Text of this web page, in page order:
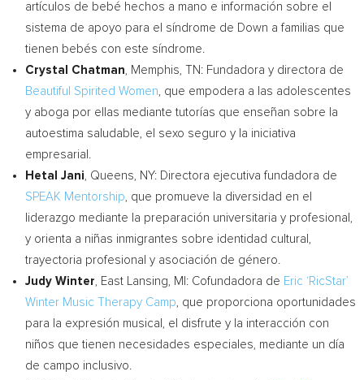
artículos de bebé hechos a mano e información sobre el
sistema de apoyo para el síndrome de Down a familias que
tienen bebés con este síndrome.
Crystal Chatman, Memphis, TN: Fundadora y directora de
Beautiful Spirited Women, que empodera a las adolescentes
y aboga por ellas mediante tutorías que enseñan sobre la
autoestima saludable, el sexo seguro y la iniciativa
empresarial.
Hetal Jani, Queens, NY: Directora ejecutiva fundadora de
SPEAK Mentorship, que promueve la diversidad en el
liderazgo mediante la preparación universitaria y profesional,
y orienta a niñas inmigrantes sobre identidad cultural,
trayectoria profesional y asociación de género.
Judy Winter, East Lansing, MI : Cofundadora de Eric ‘RicStar’
Winter Music Therapy Camp, que proporciona oportunidades
para la expresión musical, el disfrute y la interacción con
niños que tienen necesidades especiales, mediante un día
de campo inclusivo.